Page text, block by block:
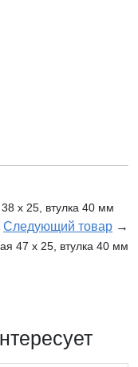
x 25, втулка 40 мм
Следующий товар →
47 x 25, втулка 40 мм